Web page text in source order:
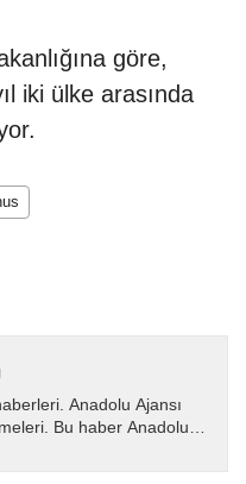
göre,
iki ülke arasında
Anadolu Ajansı
Bu haber Anadolu